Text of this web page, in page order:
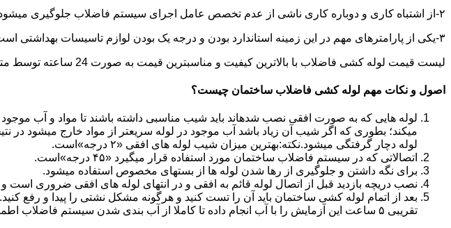
۲-از اشتباه کاری و دوباره کاری ناشی از عدم تخصص عامل اجرای سیستم فاضلاب جلوگیری میشود.
۳-یکی از پارامترهای مهم در این زمینه استاندارد بودن و درجه یک بودن لوازم تاسیسات بهداشتی است که افزایش طول عمر سیستم فاضلاب را در پی خواهد داشت.
لیست قیمت لوله کشی فاضلاب با بالاترین کیفیت و مناسبترین قیمت به صورت 24 ساعته توسط متخصصین
اصول و نکات مهم لوله کشی فاضلاب ساختمان چیست؟
لوله هایی که به صورت افقی نصب شدهاند باید شیب مناسبی داشته باشند تا مواد و آب
میکند؛ بطوری که اگر شیب آن زیاد باشد آب موجود در لوله سریعتر از مواد خارج میشود
لوله دچار گرفتگی میشود.نکته:بهترین میزان شیب لوله های افقی «۲ درجه»است.
اتصالاتی که در سیستم فاضلاب ساختمان مورد استفاده قرار میگیرد «۴۵ درجه»است.
برای نگه داشتن و جلوگیری از رها شدن لوله ها از بستهای مخصوص استفاده میشود.
نصب دریچه بازدید قبل از اتصال لوله قائم به افقی و در انتهای لوله های افقی ضروری
بعد از اتمام لوله کشی ساختمان باید آن را تست کنید و هرگونه مشکل نشتی را پیدا و رفع
تقریبی ۵ ساعت این آزمایش را با آب انجام داده تا کاملا از آب بندی شدن سیستم فاضلاب اطمینان حاصل شود..